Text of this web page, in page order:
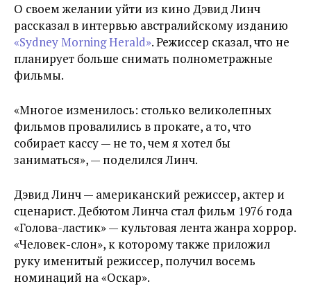
О своем желании уйти из кино Дэвид Линч
рассказал в интервью австралийскому изданию
«Sydney Morning Herald». Режиссер сказал, что не
планирует больше снимать полнометражные
фильмы.
«Многое изменилось: столько великолепных
фильмов провалились в прокате, а то, что
собирает кассу — не то, чем я хотел бы
заниматься», — поделился Линч.
Дэвид Линч — американский режиссер, актер и
сценарист. Дебютом Линча стал фильм 1976 года
«Голова-ластик» — культовая лента жанра хоррор.
«Человек-слон», к которому также приложил
руку именитый режиссер, получил восемь
номинаций на «Оскар».